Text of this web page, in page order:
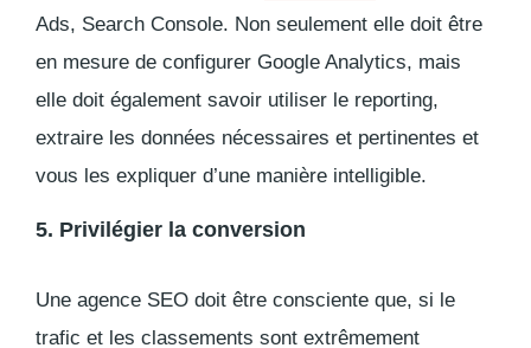
Ads, Search Console. Non seulement elle doit être
en mesure de configurer Google Analytics, mais
elle doit également savoir utiliser le reporting,
extraire les données nécessaires et pertinentes et
vous les expliquer d’une manière intelligible.
5. Privilégier la conversion
Une agence SEO doit être consciente que, si le
trafic et les classements sont extrêmement